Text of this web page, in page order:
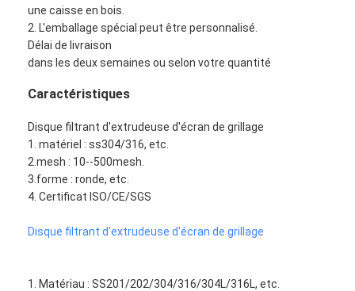
une caisse en bois.
2. L'emballage spécial peut être personnalisé.
Délai de livraison
dans les deux semaines ou selon votre quantité
Caractéristiques
Disque filtrant d'extrudeuse d'écran de grillage
1. matériel : ss304/316, etc.
2.mesh : 10--500mesh.
3.forme : ronde, etc.
4. Certificat ISO/CE/SGS
Disque filtrant d'extrudeuse d'écran de grillage
1. Matériau : SS201/202/304/316/304L/316L, etc.